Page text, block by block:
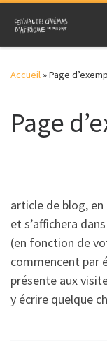
Skip to content
Accueil»Page
Page
article de blog, en
et s’affichera
(en fonction de
commencent par
présente aux
y écrire quelque